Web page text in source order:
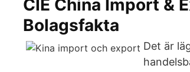
CIE China Import &
Bolagsfakta
Det är